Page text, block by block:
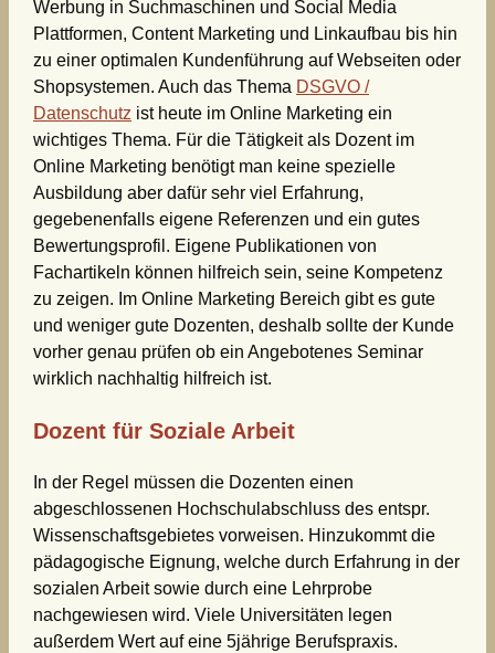
Werbung in Suchmaschinen und Social Media
Plattformen, Content Marketing und Linkaufbau bis hin
zu einer optimalen Kundenführung auf Webseiten oder
Shopsystemen. Auch das Thema DSGVO /
Datenschutz ist heute im Online Marketing ein
wichtiges Thema. Für die Tätigkeit als Dozent im
Online Marketing benötigt man keine spezielle
Ausbildung aber dafür sehr viel Erfahrung,
gegebenenfalls eigene Referenzen und ein gutes
Bewertungsprofil. Eigene Publikationen von
Fachartikeln können hilfreich sein, seine Kompetenz
zu zeigen. Im Online Marketing Bereich gibt es gute
und weniger gute Dozenten, deshalb sollte der Kunde
vorher genau prüfen ob ein Angebotenes Seminar
wirklich nachhaltig hilfreich ist.
Dozent für Soziale Arbeit
In der Regel müssen die Dozenten einen
abgeschlossenen Hochschulabschluss des entspr.
Wissenschaftsgebietes vorweisen. Hinzukommt die
pädagogische Eignung, welche durch Erfahrung in der
sozialen Arbeit sowie durch eine Lehrprobe
nachgewiesen wird. Viele Universitäten legen
außerdem Wert auf eine 5jährige Berufspraxis.